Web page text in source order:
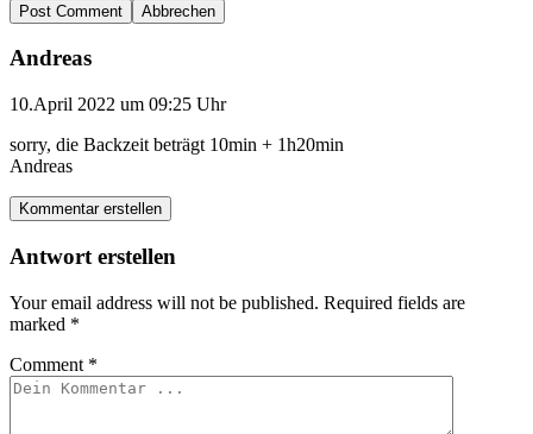
Abbrechen
Andreas
10.April 2022 um 09:25 Uhr
sorry, die Backzeit beträgt 10min + 1h20min
Andreas
Kommentar erstellen
Antwort erstellen
Your email address will not be published. Required fields are
marked *
Comment *